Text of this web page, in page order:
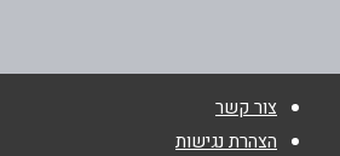
שם מלא
צור קשר
הצהרת נגישות